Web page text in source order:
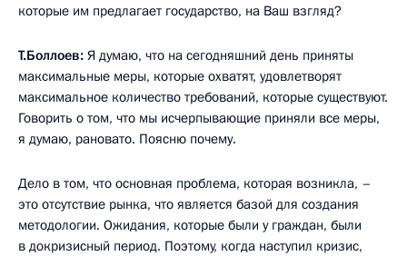
которые им предлагает государство, на Ваш взгляд?
Т.Боллоев: Я думаю, что на сегодняшний день приняты
максимальные меры, которые охватят, удовлетворят
максимальное количество требований, которые существуют.
Говорить о том, что мы исчерпывающие приняли все меры,
я думаю, рановато. Поясню почему.
Дело в том, что основная проблема, которая возникла, –
это отсутствие рынка, что является базой для создания
методологии. Ожидания, которые были у граждан, были
в докризисный период. Поэтому, когда наступил кризис,